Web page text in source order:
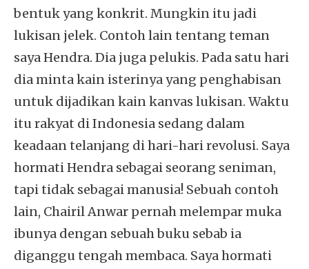
bentuk yang konkrit. Mungkin itu jadi
lukisan jelek. Contoh lain tentang teman
saya Hendra. Dia juga pelukis. Pada satu hari
dia minta kain isterinya yang penghabisan
untuk dijadikan kain kanvas lukisan. Waktu
itu rakyat di Indonesia sedang dalam
keadaan telanjang di hari-hari revolusi. Saya
hormati Hendra sebagai seorang seniman,
tapi tidak sebagai manusia! Sebuah contoh
lain, Chairil Anwar pernah melempar muka
ibunya dengan sebuah buku sebab ia
diganggu tengah membaca. Saya hormati